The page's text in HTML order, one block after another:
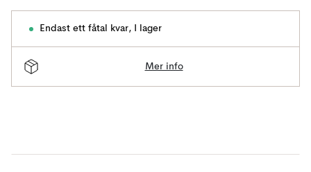
Endast ett fåtal kvar, I lager
Mer info